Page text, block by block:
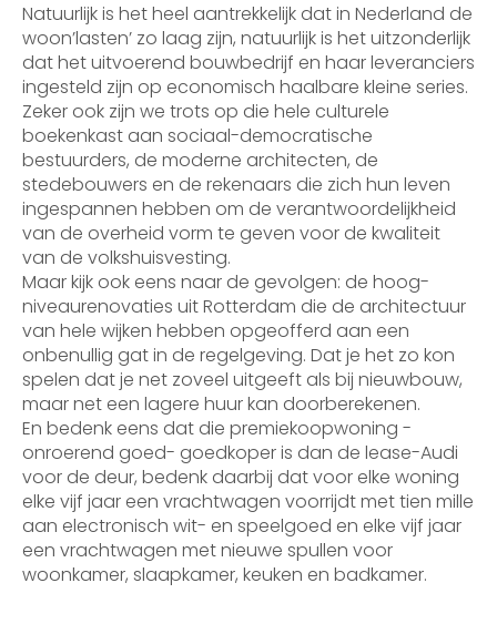
Natuurlijk is het heel aantrekkelijk dat in Nederland de
woon’lasten’ zo laag zijn, natuurlijk is het uitzonderlijk
dat het uitvoerend bouwbedrijf en haar leveranciers
ingesteld zijn op economisch haalbare kleine series.
Zeker ook zijn we trots op die hele culturele
boekenkast aan sociaal-democratische
bestuurders, de moderne architecten, de
stedebouwers en de rekenaars die zich hun leven
ingespannen hebben om de verantwoordelijkheid
van de overheid vorm te geven voor de kwaliteit
van de volkshuisvesting.
Maar kijk ook eens naar de gevolgen: de hoog-
niveaurenovaties uit Rotterdam die de architectuur
van hele wijken hebben opgeofferd aan een
onbenullig gat in de regelgeving. Dat je het zo kon
spelen dat je net zoveel uitgeeft als bij nieuwbouw,
maar net een lagere huur kan doorberekenen.
En bedenk eens dat die premiekoopwoning -
onroerend goed- goedkoper is dan de lease-Audi
voor de deur, bedenk daarbij dat voor elke woning
elke vijf jaar een vrachtwagen voorrijdt met tien mille
aan electronisch wit- en speelgoed en elke vijf jaar
een vrachtwagen met nieuwe spullen voor
woonkamer, slaapkamer, keuken en badkamer.